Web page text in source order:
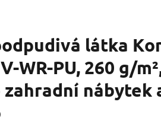
látka
WR-PU, 260 g/
zahradní nábytek